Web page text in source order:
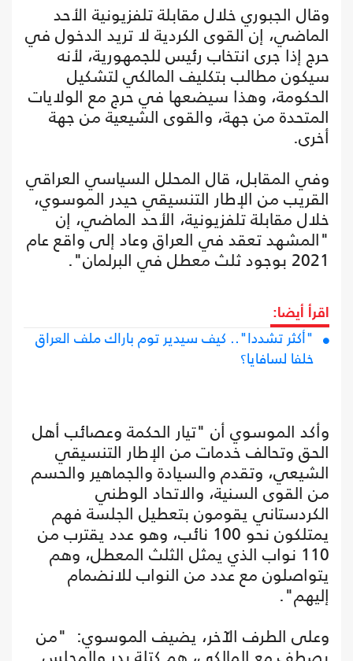
وقال الجبوري خلال مقابلة تلفزيونية الأحد
الماضي، إن القوى الكردية لا تريد الدخول في
حرج إذا جرى انتخاب رئيس للجمهورية، لأنه
سيكون مطالب بتكليف المالكي لتشكيل
الحكومة، وهذا سيضعها في حرج مع الولايات
المتحدة من جهة، والقوى الشيعية من جهة
أخرى.
وفي المقابل، قال المحلل السياسي العراقي
القريب من الإطار التنسيقي حيدر الموسوي،
خلال مقابلة تلفزيونية، الأحد الماضي، إن
"المشهد تعقد في العراق وعاد إلى واقع عام
2021 بوجود ثلث معطل في البرلمان".
اقرأ أيضا:
"أكثر تشددا".. كيف سيدير توم باراك ملف العراق
خلفا لسافايا؟
وأكد الموسوي أن "تيار الحكمة وعصائب أهل
الحق وتحالف خدمات من الإطار التنسيقي
الشيعي، وتقدم والسيادة والجماهير والحسم
من القوى السنية، والاتحاد الوطني
الكردستاني يقومون بتعطيل الجلسة فهم
يمتلكون نحو 100 نائب، وهو عدد يقترب من
110 نواب الذي يمثل الثلث المعطل، وهم
يتواصلون مع عدد من النواب للانضمام
إليهم".
وعلى الطرف الآخر، يضيف الموسوي: "من